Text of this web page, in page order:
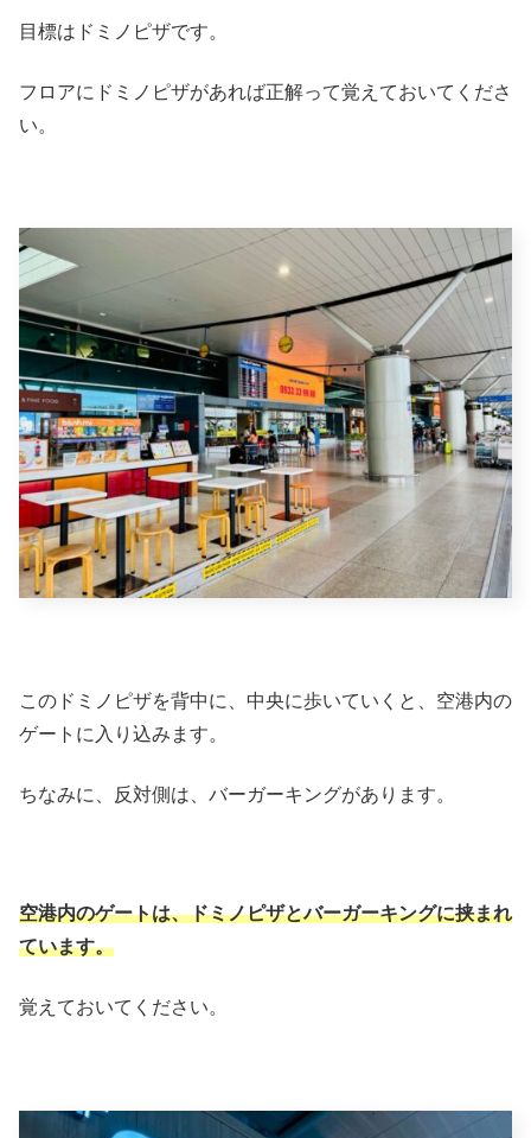
目標はドミノピザです。
フロアにドミノピザがあれば正解って覚えておいてくださ
い。
このドミノピザを背中に、中央に歩いていくと、空港内の
ゲートに入り込みます。
ちなみに、反対側は、バーガーキングがあります。
空港内のゲートは、ドミノピザとバーガーキングに挟まれ
ています。
覚えておいてください。